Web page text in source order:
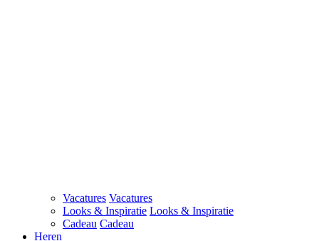
Vacatures Vacatures
Looks & Inspiratie Looks & Inspiratie
Cadeau Cadeau
Heren